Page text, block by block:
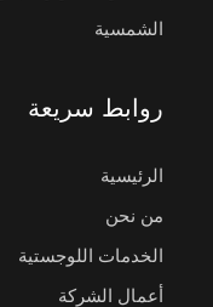
الشمسية
روابط سريعة
الرئيسية
من نحن
الخدمات اللوجستية
أعمال الشركة